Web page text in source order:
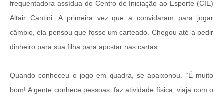
frequentadora assídua do Centro de Iniciação ao Esporte (CIE)
Altair Cantini. A primeira vez que a convidaram para jogar
câmbio, ela pensou que fosse um carteado. Chegou até a pedir
dinheiro para sua filha para apostar nas cartas.
Quando conheceu o jogo em quadra, se apaixonou. “É muito
bom! A gente conhece pessoas, faz atividade física, viaja com o